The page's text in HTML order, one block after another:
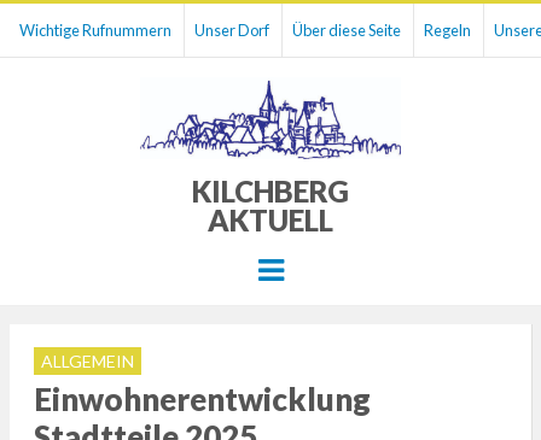
Wichtige Rufnummern Unser Dorf Über diese Seite Regeln
KILCHBERG
AKTUELL
Menu
ALLGEMEIN
Einwohnerentwicklung